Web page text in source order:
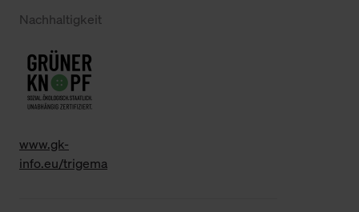
Nachhaltigkeit
www.gk-
info.eu/trigema